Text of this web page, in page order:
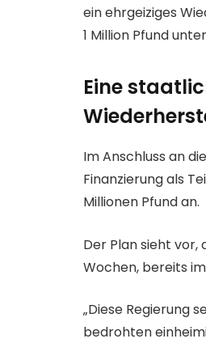
ein ehrgeiziges
1 Million Pfund
Eine
Im Anschluss an
Finanzierung als
Millionen Pfund an.
Der Plan sieht vor,
Wochen, bereits
„Diese Regierung
bedrohten